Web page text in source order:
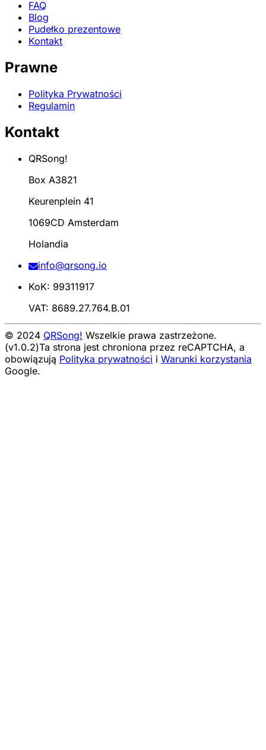
FAQ
Blog
Pudełko prezentowe
Kontakt
Prawne
Polityka Prywatności
Regulamin
Kontakt
QRSong!
Box A3821
Keurenplein 41
1069CD Amsterdam
Holandia
info@qrsong.io
KoK: 99311917
VAT: 8689.27.764.B.01
© 2024 QRSong! Wszelkie prawa zastrzeżone.
(v1.0.2)Ta strona jest chroniona przez reCAPTCHA, a
obowiązują Polityka prywatności i Warunki korzystania
Google.